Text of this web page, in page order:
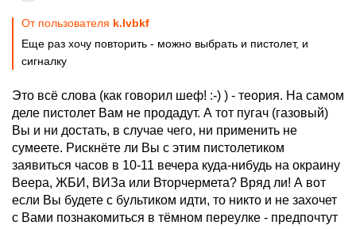
От пользователя k.lvbkf
Еще раз хочу повторить - можно выбрать и пистолет, и
сигналку
Это всё слова (как говорил шеф! :-) ) - теория. На самом
деле пистолет Вам не продадут. А тот пугач (газовый)
Вы и ни достать, в случае чего, ни применить не
сумеете. Рискнёте ли Вы с этим пистолетиком
заявиться часов в 10-11 вечера куда-нибудь на окраину
Веера, ЖБИ, ВИЗа или Вторчермета? Вряд ли! А вот
если Вы будете с бультиком идти, то никто и не захочет
с Вами познакомиться в тёмном переулке - предпочтут